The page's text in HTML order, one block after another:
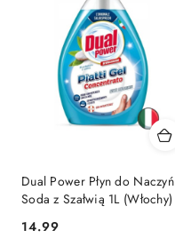
Dual Power Płyn do Naczyń
Soda z Szałwią 1L (Włochy)
Cena:
14.99